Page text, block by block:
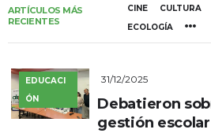
ARTÍCULOS MÁS
RECIENTES
CINE CULTURA
ECOLOGÍA
EDUCACI
ÓN
31/12/2025
Debatieron
gestión